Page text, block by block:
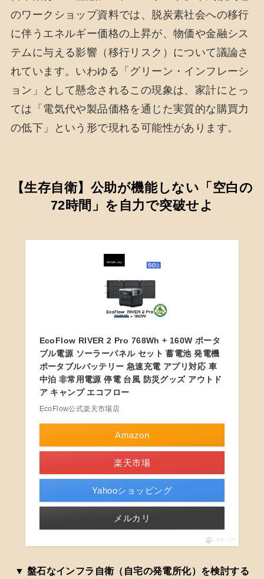
のワークショップ資料では、脱炭素社会への移行
に伴うエネルギー価格の上昇が、物価や金融シス
テムに与える影響（移行リスク）について議論さ
れています。いわゆる「グリーン・インフレーシ
ョン」として懸念されるこの現象は、家計にとっ
ては「電気代や製品価格を通じた実質的な購買力
の低下」という形で現れる可能性があります。
【生存自衛】公助が機能しない「空白の
72時間」を自力で突破せよ
EcoFlow RIVER 2 Pro 768Wh + 160W ポータ
ブル電源 ソーラーパネル セット 蓄電池 発電機
ポータブルバッテリー 急速充電 アプリ対応 車
中泊 非常用電源 停電 台風 防災グッズ アウトド
ア キャンプ エコフロー
EcoFlow公式楽天市場店
Amazon
楽天市場
Yahooショッピング
メルカリ
ポチップ
▼ 盤石なインフラ自衛（自宅の発電所化）を検討する